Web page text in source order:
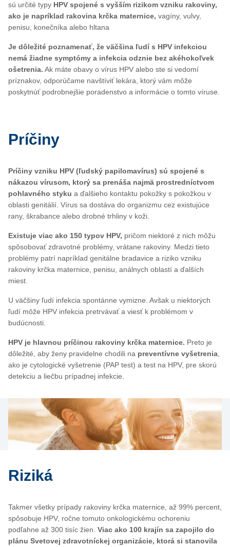
sú určité typy HPV spojené s vyšším rizikom vzniku rakoviny,
ako je napríklad rakovina krčka maternice, vagíny, vulvy,
penisu, konečníka alebo hltana
Je dôležité poznamenať, že väčšina ľudí s HPV infekciou
nemá žiadne symptómy a infekcia odznie bez akéhokoľvek
ošetrenia. Ak máte obavy o vírus HPV alebo ste si vedomí
príznakov, odporúčame navštíviť lekára, ktorý vám môže
poskytnúť podrobnejšie poradenstvo a informácie o tomto víruse.
Príčiny
Príčiny vzniku HPV (ľudský papilomavírus) sú spojené s
nákazou vírusom, ktorý sa prenáša najmä prostredníctvom
pohlavného styku a ďalšieho kontaktu pokožky s pokožkou v
oblasti genitálií. Vírus sa dostáva do organizmu cez existujúce
rany, škrabance alebo drobné trhliny v koži.
Existuje viac ako 150 typov HPV, pričom niektoré z nich môžu
spôsobovať zdravotné problémy, vrátane rakoviny. Medzi tieto
problémy patrí napríklad genitálne bradavice a riziko vzniku
rakoviny krčka maternice, penisu, análnych oblastí a ďalších
miest.
U väčšiny ľudí infekcia spontánne vymizne. Avšak u niektorých
ľudí môže HPV infekcia pretrvávať a viesť k problémom v
budúcnosti.
HPV je hlavnou príčinou rakoviny krčka maternice. Preto je
dôležité, aby ženy pravidelne chodili na preventívne vyšetrenia
ako je cytologické vyšetrenie (PAP test) a test na HPV, pre skorú
detekciu a liečbu prípadnej infekcie.
Riziká
Takmer všetky prípady rakoviny krčka maternice, až 99% percent,
spôsobuje HPV, ročne tomuto onkologickému ochoreniu
podľahne až 300 tisíc žien. Viac ako 100 krajín sa zapojilo do
plánu Svetovej zdravotníckej organizácie, ktorá si stanovila